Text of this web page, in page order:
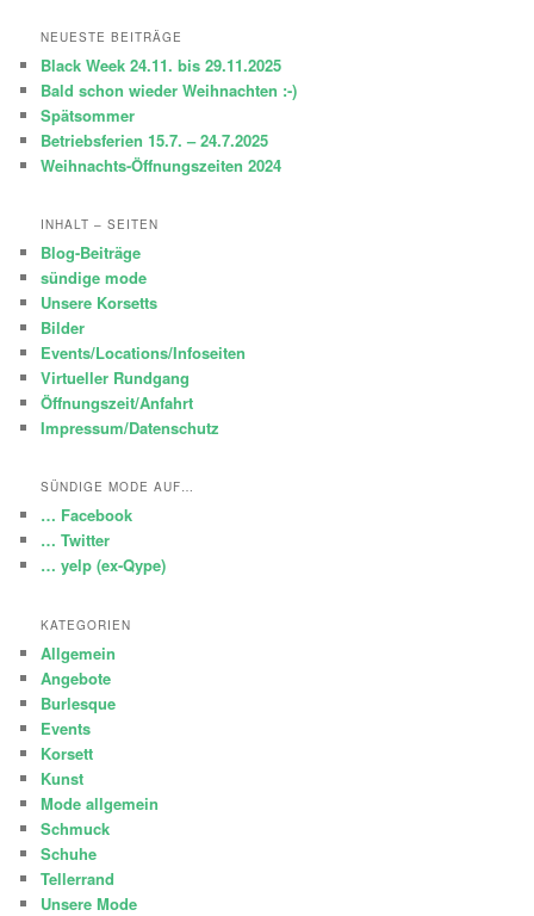
h
n
NEUESTE BEITRÄGE
Black Week 24.11. bis 29.11.2025
Bald schon wieder Weihnachten :-)
Spätsommer
Betriebsferien 15.7. – 24.7.2025
Weihnachts-Öffnungszeiten 2024
INHALT – SEITEN
Blog-Beiträge
sündige mode
Unsere Korsetts
Bilder
Events/Locations/Infoseiten
Virtueller Rundgang
Öffnungszeit/Anfahrt
Impressum/Datenschutz
SÜNDIGE MODE AUF…
… Facebook
… Twitter
… yelp (ex-Qype)
KATEGORIEN
Allgemein
Angebote
Burlesque
Events
Korsett
Kunst
Mode allgemein
Schmuck
Schuhe
Tellerrand
Unsere Mode